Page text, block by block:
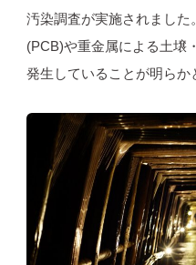
汚染調査が実施されまし
(PCB)や重金属による土壌
発生していることが明らか